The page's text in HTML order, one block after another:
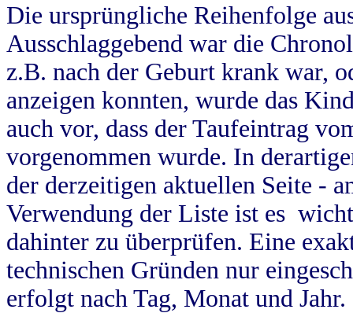
Die ursprüngliche Reihenfolge
Ausschlaggebend war die
z.B. nach der Geburt krank war,
anzeigen konnten, wurde das
auch vor, dass der Taufeintrag
vorgenommen wurde. In
der derzeitigen aktuellen Seite -
Verwendung der Liste ist es
dahinter zu überprüfen. Eine
technischen Gründen nur
erfolgt nach Tag, Monat und Jahr.